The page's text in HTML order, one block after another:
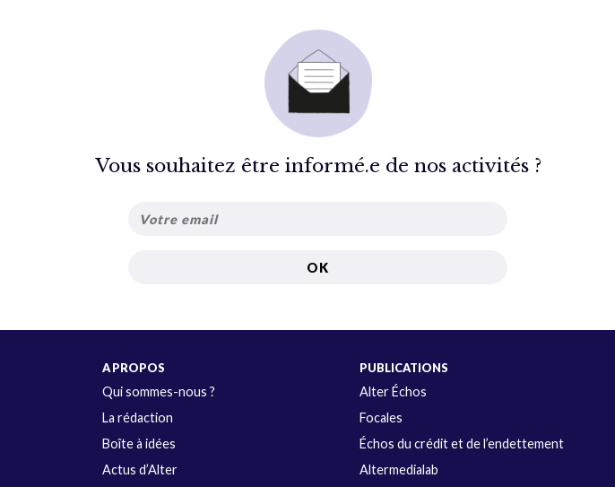
Vous souhaitez être informé.e de nos activités ?
A PROPOS
Qui sommes-nous ?
La rédaction
Boîte à idées
Actus d’Alter
PUBLICATIONS
Alter Échos
Focales
Échos du crédit et de l’endettement
Altermedialab